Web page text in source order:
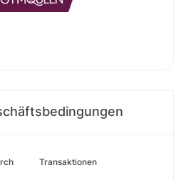
Transaktionen